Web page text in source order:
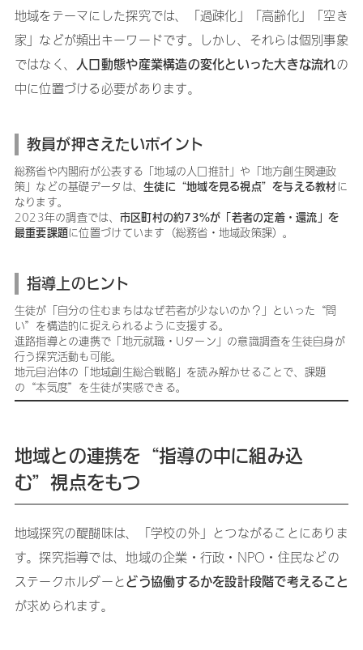
地域をテーマにした探究では、「過疎化」「高齢化」「空き
家」などが頻出キーワードです。しかし、それらは個別事象
ではなく、人口動態や産業構造の変化といった大きな流れの
中に位置づける必要があります。
教員が押さえたいポイント
総務省や内閣府が公表する「地域の人口推計」や「地方創生関連政
策」などの基礎データは、生徒に“地域を見る視点”を与える教材に
なります。
2023年の調査では、 市区町村の約73%が「若者の定着・還流」を
最重要課題に位置づけています（総務省・地域政策課）。
指導上のヒント
生徒が「自分の住むまちはなぜ若者が少ないのか？」といった“問
い”を構造的に捉えられるように支援する。
進路指導との連携で「地元就職・Uターン」の意識調査を生徒自身が
行う探究活動も可能。
地元自治体の「地域創生総合戦略」を読み解かせることで、課題
の“本気度”を生徒が実感できる。
地域との連携を“指導の中に組み込
む”視点をもつ
地域探究の醍醐味は、「学校の外」とつながることにありま
す。探究指導では、地域の企業・行政・NPO・住民などの
ステークホルダーとどう協働するかを設計段階で考えること
が求められます。